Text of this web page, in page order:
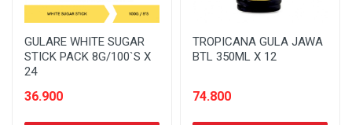
GULARE WHITE SUGAR
STICK PACK 8G/100`S X
24
36.900
TROPICANA GULA JAWA
BTL 350ML X 12
74.800